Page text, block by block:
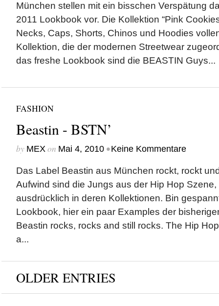
München stellen mit ein bisschen Verspätung
2011 Lookbook vor. Die Kollektion “Pink
Necks, Caps, Shorts, Chinos und Hoodies
Kollektion, die der modernen Streetwear
das freshe Lookbook sind die BEASTIN Guys...
FASHION
Beastin - BSTN’
by MEXon Mai 4, 2010 •Keine Kommentare
Das Label Beastin aus München rockt, rockt
Aufwind sind die Jungs aus der Hip Hop
ausdrücklich in deren Kollektionen. Bin
Lookbook, hier ein paar Examples der
Beastin rocks, rocks and still rocks. The Hip
a...
OLDER ENTRIES